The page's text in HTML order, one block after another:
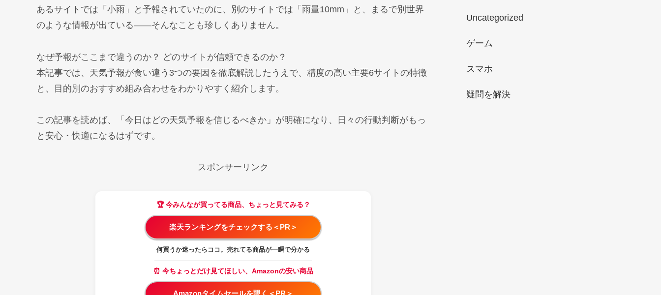
あるサイトでは「小雨」と予報されていたのに、別のサイトでは「雨量10mm」と、まるで別世界
のような情報が出ている——そんなことも珍しくありません。
なぜ予報がここまで違うのか？ どのサイトが信頼できるのか？
本記事では、天気予報が食い違う3つの要因を徹底解説したうえで、精度の高い主要6サイトの特徴
と、目的別のおすすめ組み合わせをわかりやすく紹介します。
この記事を読めば、「今日はどの天気予報を信じるべきか」が明確になり、日々の行動判断がもっ
と安心・快適になるはずです。
スポンサーリンク
🏆 今みんなが買ってる商品、ちょっと見てみる？
楽天ランキングをチェックする＜PR＞
何買うか迷ったらココ。売れてる商品が一瞬で分かる
⏰ 今ちょっとだけ見てほしい、Amazonの安い商品
Amazonタイムセールを覗く＜PR＞
Uncategorized
ゲーム
スマホ
疑問を解決